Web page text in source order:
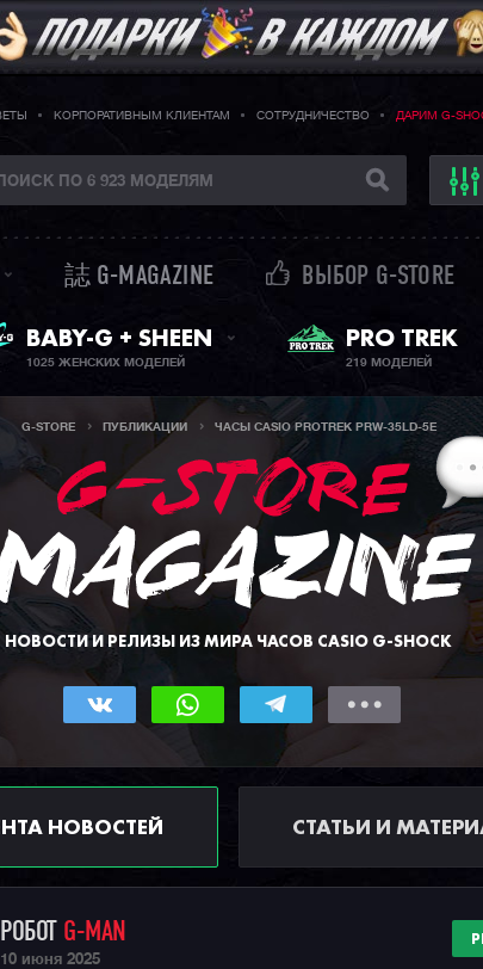
КОРПОРАТИВНЫМ КЛИЕНТАМ СОТРУДНИЧЕСТВО ДАРИМ G-
誌 G-MAGAZINE ВЫБОР G-STORE
ЖЕНСКИЕ ЧАСЫ
BABY-G + SHEEN
1025 ЖЕНСКИХ МОДЕЛЕЙ
PRO TREK
219 МОДЕЛЕЙ
G-STORE ПУБЛИКАЦИИ ЧАСЫ CASIO PROTREK PRW-35LD-5E
НОВОСТИ И РЕЛИЗЫ ИЗ МИРА ЧАСОВ CASIO G-SHOCK
НОВОСТЕЙ СТАТЬИ И
РОБОТ G-MAN
10 июня 2025